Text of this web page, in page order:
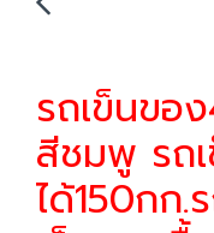
รถเข็นขอ
สีชมพู รถ
ได้150กก.